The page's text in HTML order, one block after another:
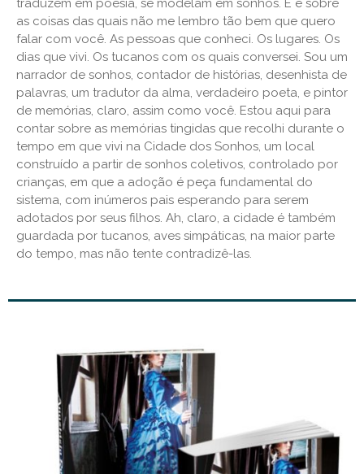
traduzem em poesia, se modelam em sonhos. E é sobre
as coisas das quais não me lembro tão bem que quero
falar com você. As pessoas que conheci. Os lugares. Os
dias que vivi. Os tucanos com os quais conversei. Sou um
narrador de sonhos, contador de histórias, desenhista de
palavras, um tradutor da alma, verdadeiro poeta, e pintor
de memórias, claro, assim como você. Estou aqui para
contar sobre as memórias tingidas que recolhi durante o
tempo em que vivi na Cidade dos Sonhos, um local
construído a partir de sonhos coletivos, controlado por
crianças, em que a adoção é peça fundamental do
sistema, com inúmeros pais esperando para serem
adotados por seus filhos. Ah, claro, a cidade é também
guardada por tucanos, aves simpáticas, na maior parte
do tempo, mas não tente contradizê-las.